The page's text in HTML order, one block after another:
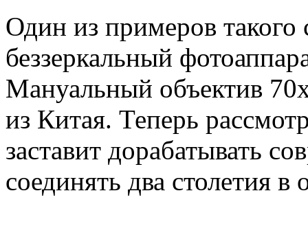
Один из примеров такого
беззеркальный
Мануальный объектив
из Китая. Теперь
заставит дорабатывать
соединять два столетия в